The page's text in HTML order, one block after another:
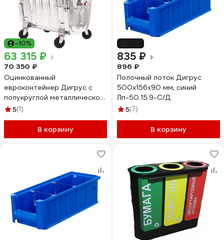
-10%
63 315 ₽
70 350 ₽
Оцинкованный
евроконтейнер Дигрус с
полукруглой металлической
крышкой 1.1 м3 К-01/Д
5(1)
В корзину
835 ₽
896 ₽
Полочный лоток Дигрус
500x156x90 мм, синий
Лп-50.15.9-С/Д
5(7)
В корзину